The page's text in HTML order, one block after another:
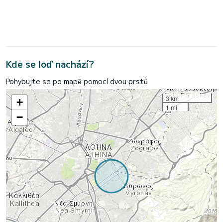
Kde se loď nachází?
Pohybujte se po mapě pomocí dvou prstů
+
−
3 km
1 mi